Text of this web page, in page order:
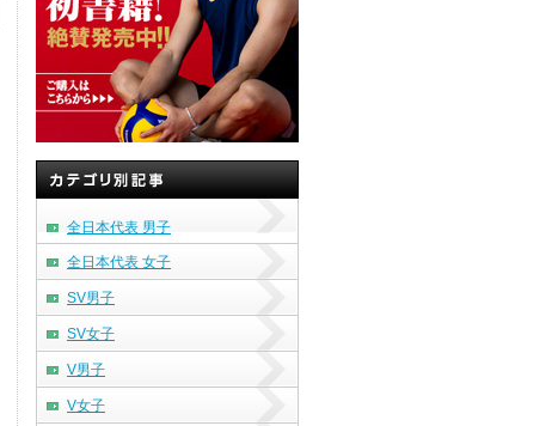
全日本代表 男子
全日本代表 女子
SV男子
SV女子
V男子
V女子